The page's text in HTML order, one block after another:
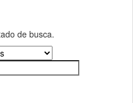
de busca.